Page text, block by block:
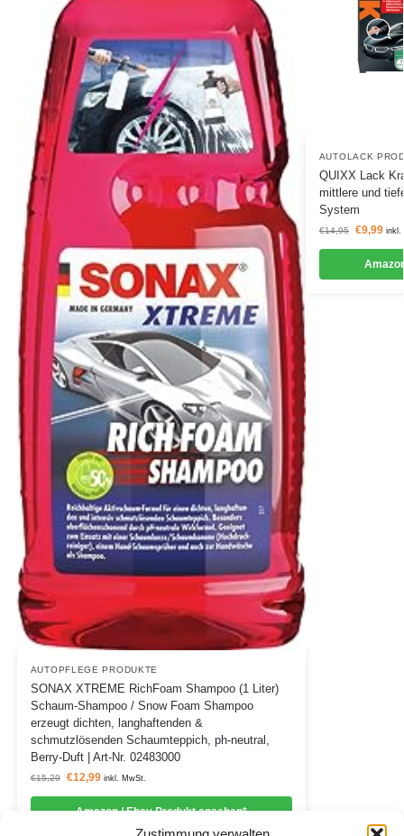
AUTOPFLEGE PRODUKTE
SONAX XTREME RichFoam Shampoo (1 Liter)
Schaum-Shampoo / Snow Foam Shampoo
erzeugt dichten, langhaftenden &
schmutzlösenden Schaumteppich, ph-neutral,
Berry-Duft | Art-Nr. 02483000
€15,29 €12,99 inkl. MwSt.
Amazon / Ebay Produkt ansehen*
AUTOLACK
QUIXX Lack
mittlere und
System
€14,95 €9,99 inkl.